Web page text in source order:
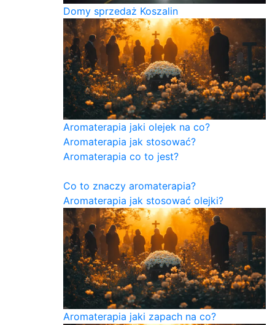
Domy sprzedaż Koszalin
Aromaterapia jaki olejek na co?
Aromaterapia jak stosować?
Aromaterapia co to jest?
Co to znaczy aromaterapia?
Aromaterapia jak stosować olejki?
Aromaterapia jaki zapach na co?